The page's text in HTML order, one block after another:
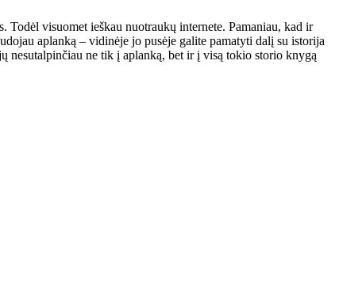
visuomet ieškau nuotraukų internete. Pamaniau, kad ir
aplanką – vidinėje jo pusėje galite pamatyti dalį su istorija
nesutalpinčiau ne tik į aplanką, bet ir į visą tokio storio knygą